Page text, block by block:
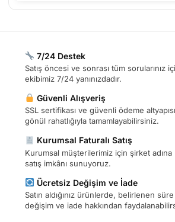
7/24 Destek
Satış öncesi ve sonrası tüm sorularınız
ekibimiz 7/24 yanınızdadır.
Güvenli Alışveriş
SSL sertifikası ve güvenli ödeme
gönül rahatlığıyla tamamlayabilirsiniz.
Kurumsal Faturalı Satış
Kurumsal müşterilerimiz için şirket adına
satış imkânı sunuyoruz.
Ücretsiz Değişim ve İade
Satın aldığınız ürünlerde, belirlenen
değişim ve iade hakkından